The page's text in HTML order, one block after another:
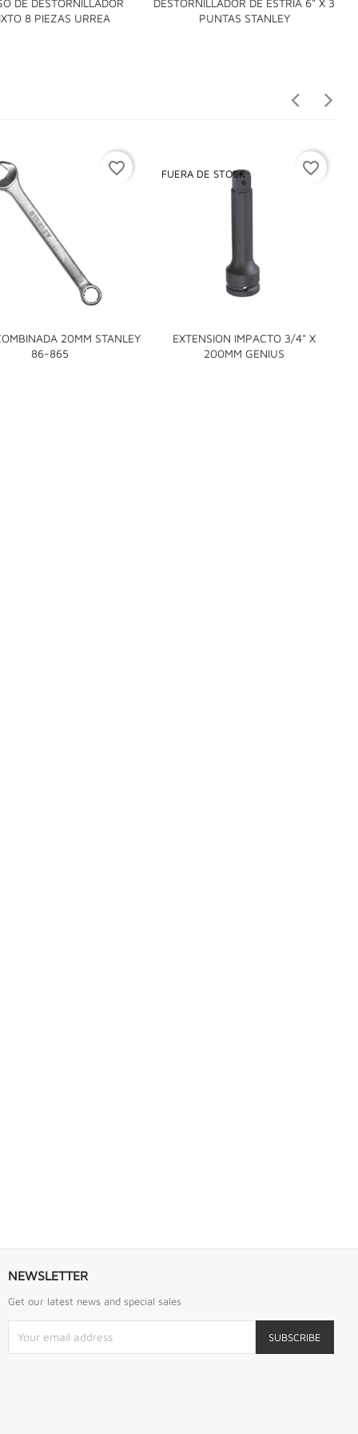
8 PIEZAS URREA

PUNTAS STANLEY

20MM STANLEY
86-865

favorite_border
EXTENSION IMPACTO 3/4" X
200MM GENIUS
FUERA DE STOCK

favorite_border
NEWSLETTER
Get our latest news and special sales